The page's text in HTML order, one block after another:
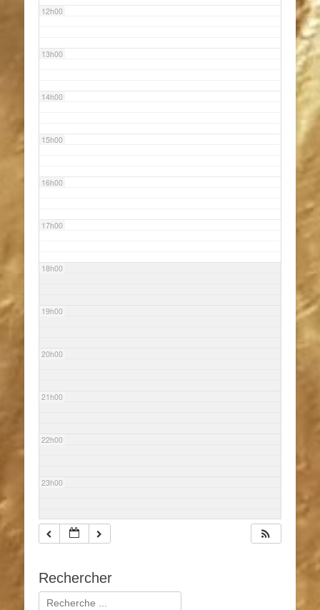
12h00
13h00
14h00
15h00
16h00
17h00
18h00
19h00
20h00
21h00
22h00
23h00
Rechercher
Rechercher :